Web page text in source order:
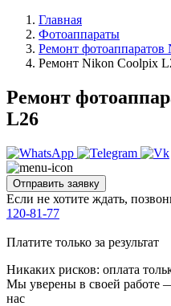
Главная
Фотоаппараты
Ремонт фотоаппаратов
Ремонт Nikon Coolpix
Ремонт
L26
Отправить заявку
Если не хотите ждать,
120-81-77
Платите только за результат
Никаких рисков: оплата
Мы уверены в своей работе
нас